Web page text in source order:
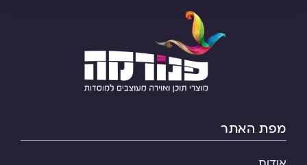
מפת האתר